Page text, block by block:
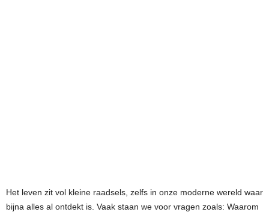
Het leven zit vol kleine raadsels, zelfs in onze moderne wereld waar
bijna alles al ontdekt is. Vaak staan we voor vragen zoals: Waarom